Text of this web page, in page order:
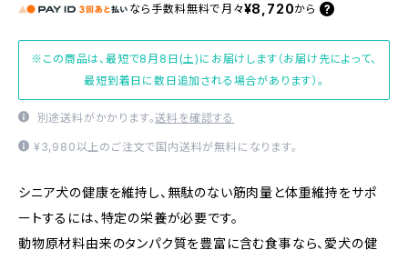
なら 手数料無料で 月々¥8,720から
※この商品は、最短で8月8日(土)にお届けします（お届け先によって、
最短到着日に数日追加される場合があります）。
別途送料がかかります。送料を確認する
¥3,980以上のご注文で国内送料が無料になります。
シニア犬の健康を維持し、無駄のない筋肉量と体重維持をサポ
ートするには、特定の栄養が必要です。
動物原材料由来のタンパク質を豊富に含む食事なら、愛犬の健